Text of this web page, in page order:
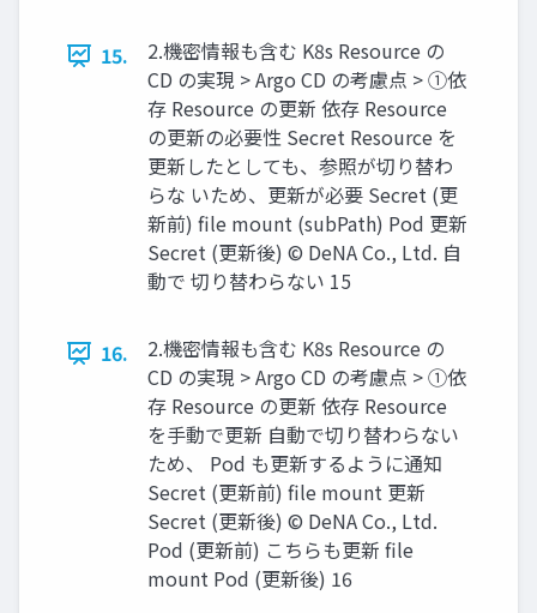
15.
2.機密情報も含む K8s Resource の
CD の実現 > Argo CD の考慮点 > ①依
存 Resource の更新 依存 Resource
の更新の必要性 Secret Resource を
更新したとしても、参照が切り替わ
らな いため、更新が必要 Secret (更
新前) ﬁle mount (subPath) Pod 更新
Secret (更新後) © DeNA Co., Ltd. ⾃
動で 切り替わらない 15
16.
2.機密情報も含む K8s Resource の
CD の実現 > Argo CD の考慮点 > ①依
存 Resource の更新 依存 Resource
を⼿動で更新 ⾃動で切り替わらない
ため、 Pod も更新するように通知
Secret (更新前) ﬁle mount 更新
Secret (更新後) © DeNA Co., Ltd.
Pod (更新前) こちらも更新 ﬁle
mount Pod (更新後) 16